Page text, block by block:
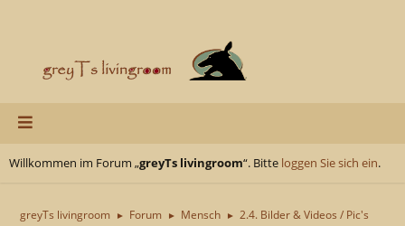
Willkommen im Forum „greyTs livingroom“. Bitte loggen Sie sich ein.
greyTs livingroom ► Forum ► Mensch ► 2.4. Bilder & Videos / Pic's